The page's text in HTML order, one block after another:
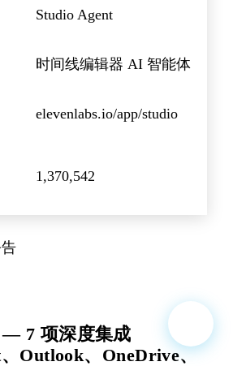
Studio Agent
时间线编辑器 AI 智能体
elevenlabs.io/app/studio
1,370,542
7 项深度集成
、Outlook、OneDrive、